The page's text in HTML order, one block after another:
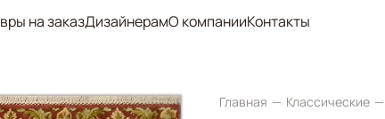
на заказДизайнерамО компанииКонтакты
Главная Классические